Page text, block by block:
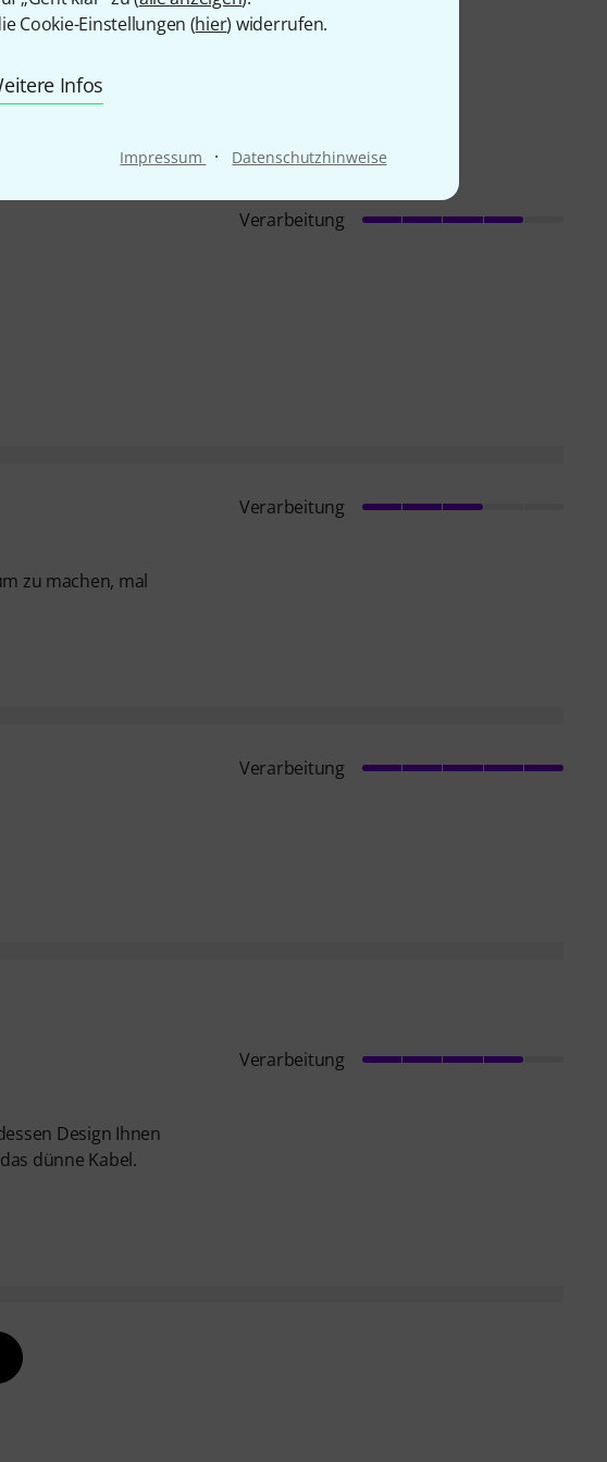
Cookie-Einstellungen (hier) widerrufen.
Infos
Impressum · Datenschutzhinweise
Verarbeitung
zu machen, mal
Verarbeitung
Verarbeitung
Design Ihnen
dünne Kabel.
Verarbeitung